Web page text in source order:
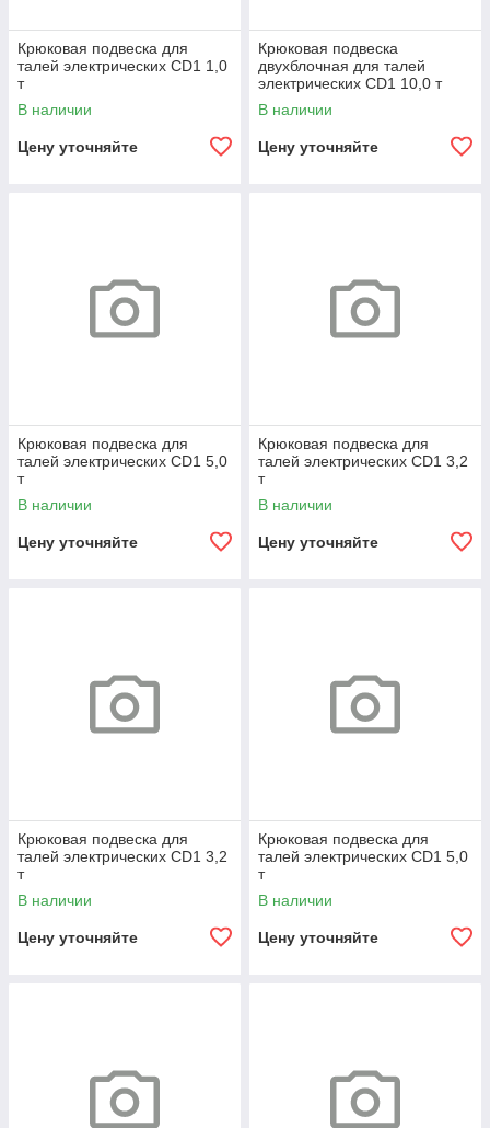
Крюковая подвеска для
талей электрических CD1 1,0
т
В наличии
Цену уточняйте
Крюковая подвеска
двухблочная для талей
электрических CD1 10,0 т
В наличии
Цену уточняйте
Крюковая подвеска для
талей электрических CD1 5,0
т
В наличии
Цену уточняйте
Крюковая подвеска для
талей электрических CD1 3,2
т
В наличии
Цену уточняйте
Крюковая подвеска для
талей электрических CD1 3,2
т
В наличии
Цену уточняйте
Крюковая подвеска для
талей электрических CD1 5,0
т
В наличии
Цену уточняйте